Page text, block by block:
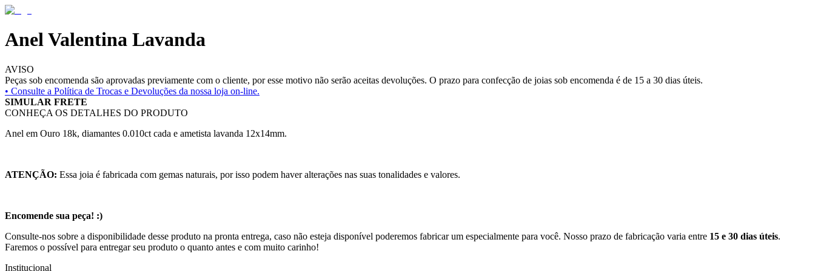
Anel Valentina Lavanda
AVISO
Peças sob encomenda são aprovadas previamente com o cliente, por esse motivo não serão aceitas devoluções. O prazo para confecção de joias sob encomenda é de 15 a 30 dias úteis.
• Consulte a Política de Trocas e Devoluções da nossa loja on-line.
SIMULAR FRETE
CONHEÇA OS DETALHES DO PRODUTO
Anel em Ouro 18k, diamantes 0.010ct cada e ametista lavanda 12x14mm.
ATENÇÃO: Essa joia é fabricada com gemas naturais, por isso podem haver alterações nas suas tonalidades e valores.
Encomende sua peça! :)
Consulte-nos sobre a disponibilidade desse produto na pronta entrega, caso não esteja disponível poderemos fabricar um especialmente para você. Nosso prazo de fabricação varia entre 15 e 30 dias úteis.
Faremos o possível para entregar seu produto o quanto antes e com muito carinho!
Institucional